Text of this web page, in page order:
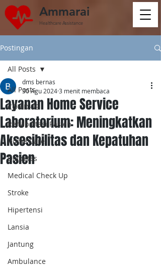
Ammarai
Healthcare Assistance
Postingan
All Posts
COVID-19
Rehabilitasi Pasien
Home Care
Diabetes
Medical Check Up
Stroke
Hipertensi
Lansia
Jantung
Ambulance
All Posts
Layanan Home Service
Laboratorium: Meningkatkan
Aksesibilitas dan Kepatuhan
Pasien
dms bernas
30 Agu 20243 menit membaca